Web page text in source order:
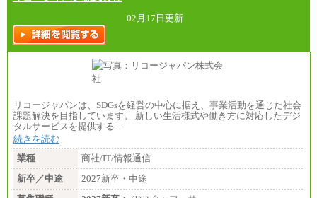
02月17日更新
リコージャパンは、SDGsを経営の中心に据え、事業活動を通じた社会
課題解決を目指しています。 新しい生活様式や働き方に対応したデジ
タルサービスを提供する…
続きを読む
業種
商社/IT/情報通信
新卒／中途
2027新卒・中途